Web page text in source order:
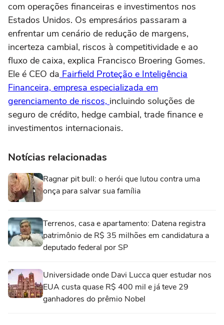
com operações financeiras e investimentos nos
Estados Unidos. Os empresários passaram a
enfrentar um cenário de redução de margens,
incerteza cambial, riscos à competitividade e ao
fluxo de caixa, explica Francisco Broering Gomes.
Ele é CEO da Fairfield Proteção e Inteligência
Financeira, empresa especializada em
gerenciamento de riscos, incluindo soluções de
seguro de crédito, hedge cambial, trade finance e
investimentos internacionais.
Notícias relacionadas
Ragnar pit bull: o herói que lutou contra uma
onça para salvar sua família
Terrenos, casa e apartamento: Datena registra
patrimônio de R$ 35 milhões em candidatura a
deputado federal por SP
Universidade onde Davi Lucca quer estudar nos
EUA custa quase R$ 400 mil e já teve 29
ganhadores do prêmio Nobel